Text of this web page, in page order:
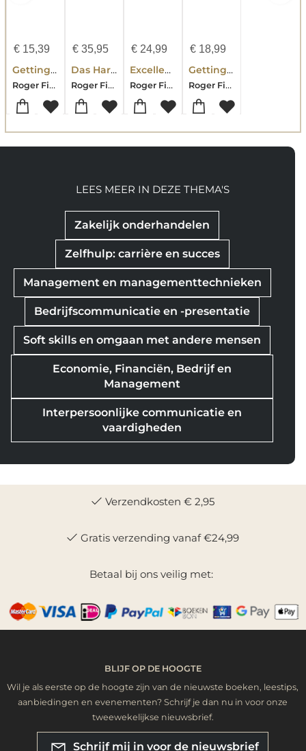
€15,39
Getting Past No
Roger Fisher-William Ury
€35,95
Das Harvard-Konzept
Roger Fisher-William Ury-Bruce Patton
€ 24,99
Excellent onderhandelen
Roger Fisher-William Ury-Bruce Patton
€ 18,99
Getting to Yes
Roger Fisher-William Ury-Bruce Patton
Zakelijk onderhandelen
Zelfhulp: carrière en succes
Management en managementtechnieken
Bedrijfscommunicatie en -presentatie
Soft skills en omgaan met andere mensen
Economie, Financiën, Bedrijf en
Management
Interpersoonlijke communicatie en
vaardigheden
LEES MEER IN DEZE THEMA'S
Verzendkosten € 2,95
Gratis verzending vanaf €24,99
Betaal bij ons veilig met:
BLIJF OP DE HOOGTE
Wil je als eerste op de hoogte zijn van de nieuwste boeken, leestips,
aanbiedingen en evenementen? Schrijf je dan nu in voor onze
tweewekelijkse nieuwsbrief.
Schrijf mij in voor de nieuwsbrief